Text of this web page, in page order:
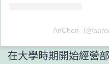
AnChen（
在大學時期開始經營